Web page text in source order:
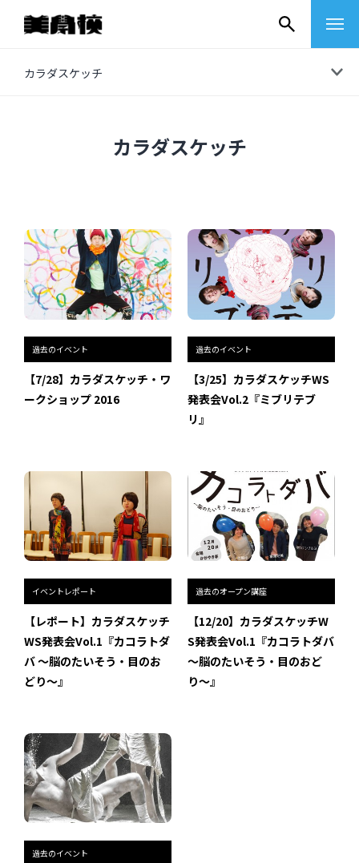
カラダスケッチ
その他
イベントレポート
インタビュー
受講生・修了生の活動
講座レポート
連載・コラム
未分類
近日開催のイベント・オープン講座・展覧会
イベント
過去のイベント・オープン講座・展覧会
過去のイベント
過去のオープン講座
カラダスケッチ
過去のイベント
【7/28】カラダスケッチ・ワ
ークショップ 2016
過去のイベント
【3/25】カラダスケッチWS
発表会Vol.2『ミブリテブ
リ』
イベントレポート
【レポート】カラダスケッチ
WS発表会Vol.1『カコラトダ
バ 〜脳のたいそう・目のお
どり〜』
過去のオープン講座
【12/20】カラダスケッチW
S発表会Vol.1『カコラトダバ
〜脳のたいそう・目のおど
り〜』
過去のイベント